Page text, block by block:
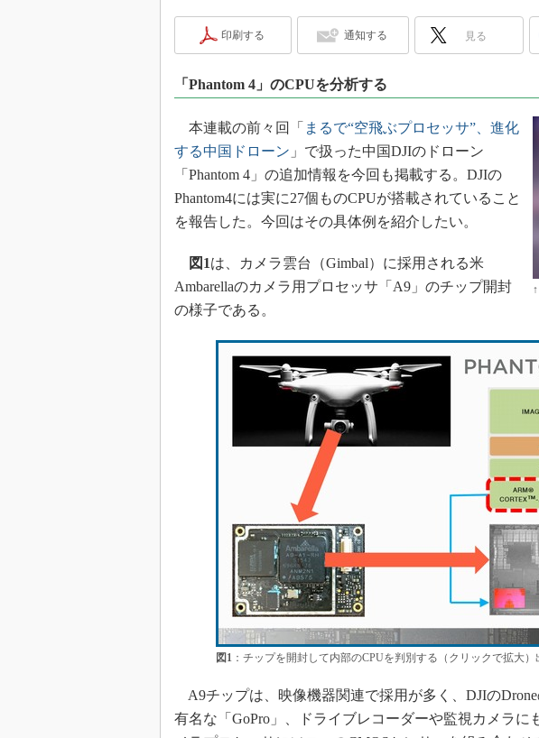
製品分解で探るアジアの新トレンド
光伝送技術を知る
“異端児エンジニア”が仕掛けた社内
改革、執念の180日
イノベーションは日本を救うのか
JASA発IoT通信
IHSアナリスト「未来展望」
ための新行動論
印刷する 通知する 見る
「Phantom 4」のCPUを分析する
本連載の前々回「 まるで“空飛ぶプロセッサ”、進化
する中国ドローン 」で扱った中国DJIのドローン
「Phantom 4」の追加情報を今回も掲載する。DJIの
Phantom4には実に27個ものCPUが搭載されていること
を報告した。今回はその具体例を紹介したい。
図1は、カメラ雲台（Gimbal）に採用される米
Ambarellaのカメラ用プロセッサ「A9」のチップ開封
の様子である。
図1 ：チップを開封して内部のCPUを判別する（クリックで拡大
A9チップは、映像機器関連で採用が多く、DJIの
有名な「GoPro」、ドライブレコーダーや監視カメラに